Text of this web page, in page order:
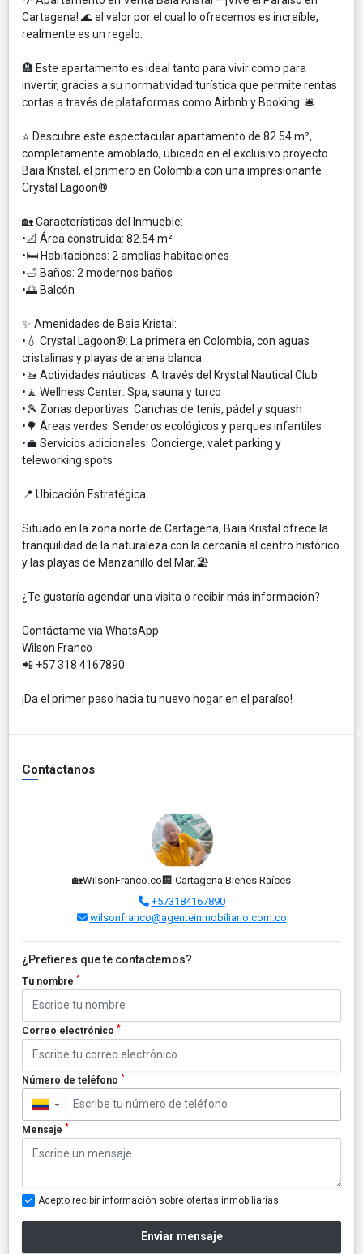
Cartagena! 🌊 el valor por el cual lo ofrecemos es increíble,
realmente es un regalo.
🏨 Este apartamento es ideal tanto para vivir como para
invertir, gracias a su normatividad turística que permite rentas
cortas a través de plataformas como Airbnb y Booking. 🛎️
⭐️ Descubre este espectacular apartamento de 82.54 m²,
completamente amoblado, ubicado en el exclusivo proyecto
Baia Kristal, el primero en Colombia con una impresionante
Crystal Lagoon®.
🏡 Características del Inmueble:
•📐 Área construida: 82.54 m²
•🛏️ Habitaciones: 2 amplias habitaciones
•🛁 Baños: 2 modernos baños
•🌅 Balcón
✨ Amenidades de Baia Kristal:
• 💧 Crystal Lagoon®: La primera en Colombia, con aguas
cristalinas y playas de arena blanca.
•🚤 Actividades náuticas: A través del Krystal Nautical Club
•🧘 Wellness Center: Spa, sauna y turco
•🎾 Zonas deportivas: Canchas de tenis, pádel y squash
•🌳 Áreas verdes: Senderos ecológicos y parques infantiles
•💼 Servicios adicionales: Concierge, valet parking y
teleworking spots
📍 Ubicación Estratégica:
Situado en la zona norte de Cartagena, Baia Kristal ofrece la
tranquilidad de la naturaleza con la cercanía al centro histórico
y las playas de Manzanillo del Mar.🏖️
¿Te gustaría agendar una visita o recibir más información?
Contáctame vía WhatsApp
Wilson Franco
📲 +57 318 4167890
¡Da el primer paso hacia tu nuevo hogar en el paraíso!
Contáctanos
🏡WilsonFranco.co🏢 Cartagena Bienes Raíces
+573184167890
wilsonfranco@agenteinmobiliario.com.co
¿Prefieres que te contactemos?
Tu nombre *
Correo electrónico *
Número de teléfono *
▼
Mensaje *
Acepto recibir información sobre ofertas inmobiliarias
Enviar mensaje